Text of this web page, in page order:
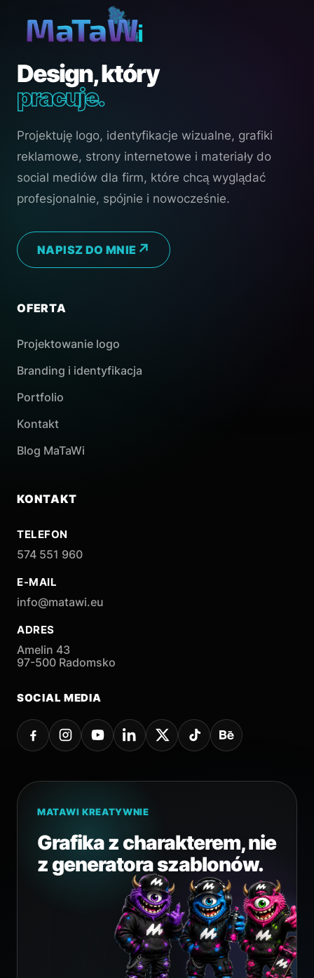
Design, który
pracuje.
Projektuję logo, identyfikacje wizualne, grafiki
reklamowe, strony internetowe i materiały do
social mediów dla firm, które chcą wyglądać
profesjonalnie, spójnie i nowocześnie.
NAPISZ DO MNIE
OFERTA
Projektowanie logo
Branding i identyfikacja
Portfolio
Kontakt
Blog MaTaWi
KONTAKT
TELEFON
574 551 960
E-MAIL
info@matawi.eu
ADRES
Amelin 43
97-500 Radomsko
SOCIAL MEDIA
MATAWI KREATYWNIE
Grafika z charakterem, nie
z generatora szablonów.